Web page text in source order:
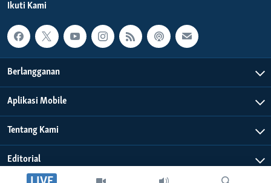
Ikuti Kami
Berlangganan
Aplikasi Mobile
Tentang Kami
Editorial